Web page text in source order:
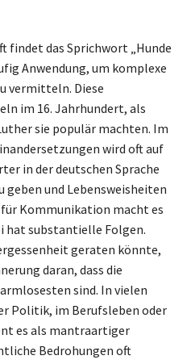
findet das Sprichwort „Hunde
Anwendung, um komplexe
vermitteln. Diese
im 16. Jahrhundert, als
sie populär machten. Im
wird oft auf
in der deutschen Sprache
geben und Lebensweisheiten
Kommunikation macht es
hat substantielle Folgen.
geraten könnte,
daran, dass die
sind. In vielen
Politik, im Berufsleben oder
es als mantraartiger
Bedrohungen oft